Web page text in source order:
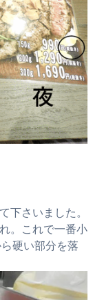
下さいました。
。これで一番小
硬い部分を落